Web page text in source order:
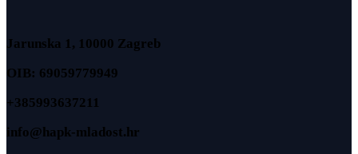
Jarunska 1, 10000 Zagreb
OIB: 69059779949
+385993637211
info@hapk-mladost.hr